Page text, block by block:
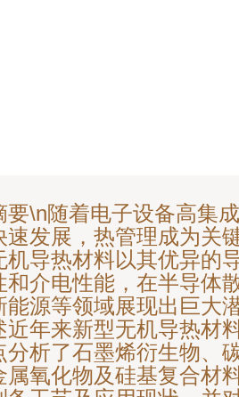
要\n随着电子设备高集
速发展，热管理成为关
机导热材料以其优异的
和介电性能，在半导体
能源等领域展现出巨大
近年来新型无机导热材
分析了石墨烯衍生物、
属氧化物及硅基复合材